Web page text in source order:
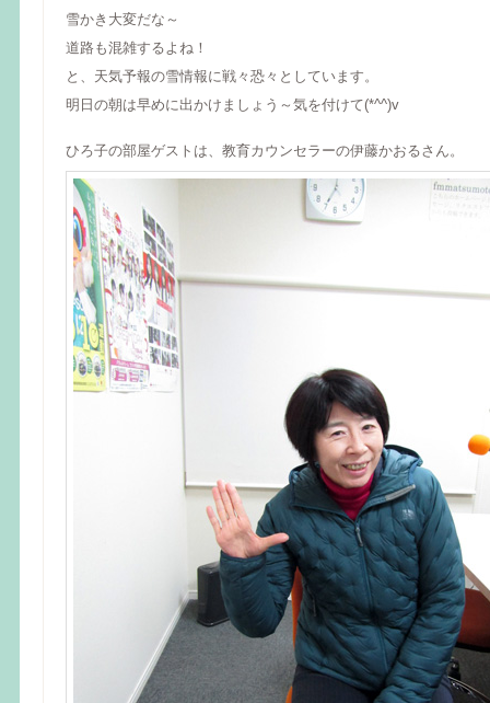
雪かき大変だな～
道路も混雑するよね！
と、天気予報の雪情報に戦々恐々としています。
明日の朝は早めに出かけましょう～気を付けて(*^^)v
ひろ子の部屋ゲストは、教育カウンセラーの伊藤かおるさん。